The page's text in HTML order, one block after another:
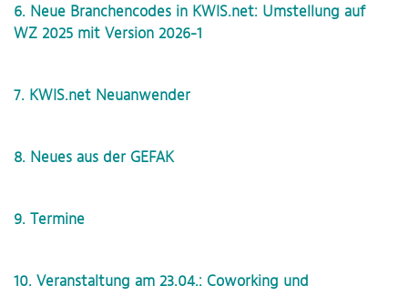
6. Neue Branchencodes in KWIS.net: Umstellung auf
WZ 2025 mit Version 2026-1
7. KWIS.net Neuanwender
8. Neues aus der GEFAK
9. Termine
10. Veranstaltung am 23.04.: Coworking und